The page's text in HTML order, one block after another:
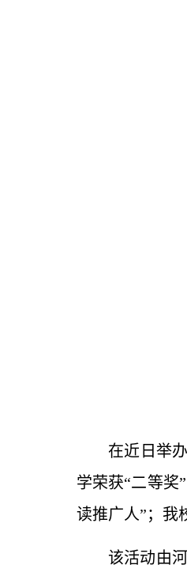
在近日举
学荣获“二等奖
读推广人”；我
该活动由